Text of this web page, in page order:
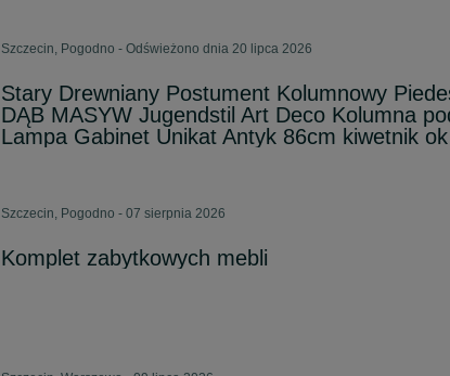
Szczecin, Pogodno - Odświeżono dnia 20 lipca 2026
Stary Drewniany Postument Kolumnowy
DĄB MASYW Jugendstil Art Deco Kolumna
Lampa Gabinet Unikat Antyk 86cm kiwetnik
Szczecin, Pogodno - 07 sierpnia 2026
Komplet zabytkowych mebli